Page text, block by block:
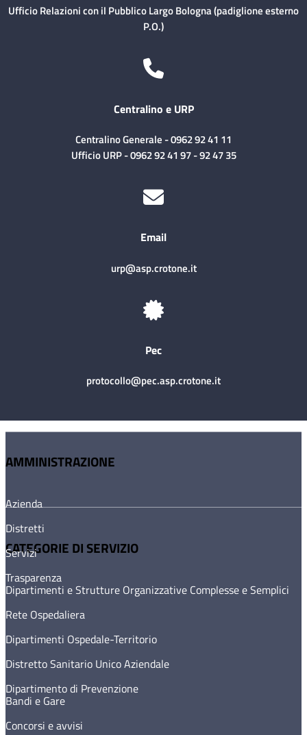
Ufficio Relazioni con il Pubblico Largo Bologna (padiglione esterno
P.O.)
Centralino e URP
Centralino Generale - 0962 92 41 11
Ufficio URP - 0962 92 41 97 - 92 47 35
Email
urp@asp.crotone.it
Pec
protocollo@pec.asp.crotone.it
AMMINISTRAZIONE
Azienda
Distretti
Servizi
Trasparenza
CATEGORIE DI SERVIZIO
Dipartimenti e Strutture Organizzative Complesse e Semplici
Rete Ospedaliera
Dipartimenti Ospedale-Territorio
Distretto Sanitario Unico Aziendale
Dipartimento di Prevenzione
Bandi e Gare
Concorsi e avvisi